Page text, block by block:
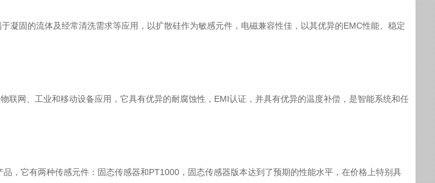
凝固的流体及经常清洗需求等应用，以扩散硅作为敏感元件，电磁兼容性佳，以其优异的EMC性能、稳定
联网、工业和移动设备应用，它具有优异的耐腐蚀性，EMI认证，并具有优异的温度补偿，是智能系统和任
，它有两种传感元件：固态传感器和PT1000，固态传感器版本达到了预期的性能水平，在价格上特别具